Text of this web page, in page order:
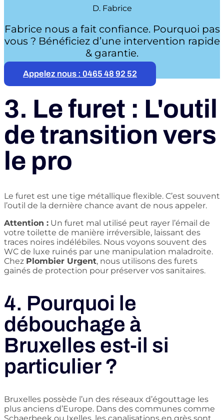
D. Fabrice
Fabrice nous a fait confiance. Pourquoi pas
vous ? Bénéficiez d’une intervention rapide
& garantie.
Appelez nous : 0465 48 92 52
3. Le furet : L'outil
de transition vers
le pro
Le furet est une tige métallique flexible. C’est souvent
l’outil de la dernière chance avant de nous appeler.
Attention : Un furet mal utilisé peut rayer l’émail de
votre toilette de manière irréversible, laissant des
traces noires indélébiles. Nous voyons souvent des
WC de luxe ruinés par une manipulation maladroite.
Chez Plombier Urgent, nous utilisons des furets
gainés de protection pour préserver vos sanitaires.
4. Pourquoi le
débouchage à
Bruxelles est-il si
particulier ?
Bruxelles possède l’un des réseaux d’égouttage les
plus anciens d’Europe. Dans des communes comme